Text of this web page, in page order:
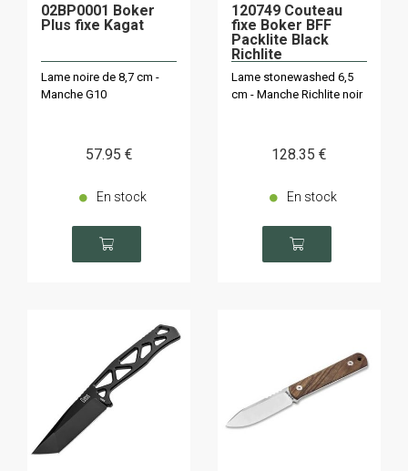
02BP0001 Boker
Plus fixe Kagat
Lame noire de 8,7 cm -
Manche G10
57.95 €
En stock
120749 Couteau
fixe Boker BFF
Packlite Black
Richlite
Lame stonewashed 6,5
cm - Manche Richlite noir
128.35 €
En stock